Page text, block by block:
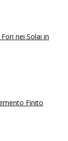
nei Solai in
Finito